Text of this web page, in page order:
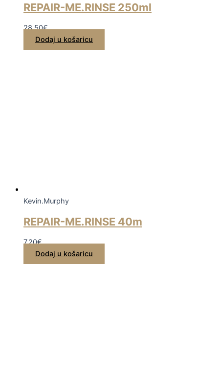
REPAIR-ME.RINSE 250ml
28,50€
Dodaj u košaricu
Kevin.Murphy
REPAIR-ME.RINSE 40m
7,20€
Dodaj u košaricu